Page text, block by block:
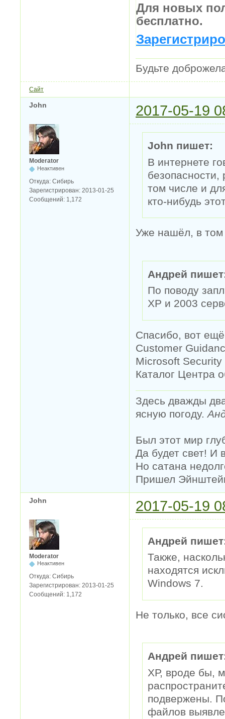
Для новых
бесплатно.
Будьте
Сайт
John 2017-05-19
Moderator
Неактивен
Откуда: Сибирь
Зарегистрирован: 2013-01-25
Сообщений: 1,172
John пишет:
В интернете
безопасности,
том числе и
кто-нибудь
Уже нашёл, в том
Андрей
По поводу
XP и 2003
Спасибо, вот
Customer
Microsoft
Каталог Центра
Здесь дважды
ясную погоду.
Был этот мир
Да будет свет! И
Но сатана
Пришел
John 2017-05-19
Moderator
Неактивен
Откуда: Сибирь
Зарегистрирован: 2013-01-25
Сообщений: 1,172
Андрей
Также,
находятся
Windows 7.
Не только, все
Андрей
ХР, вроде бы,
подвержены.
файлов